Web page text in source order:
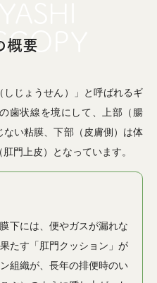
概要
じょうせん）」と呼ばれるギ
歯状線を境にして、上部（腸
い粘膜、下部（皮膚側）は体
門上皮）となっています。
下には、便やガスが漏れな
たす「肛門クッション」が
組織が、長年の排便時のい